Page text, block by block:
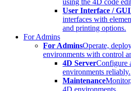
using the 4D code
User Interface / GUI
interfaces with
and printing options.
For Admins
For AdminsOperate,
environments with control
4D ServerConfigure
environments reliably.
Maintenance
4D environments.